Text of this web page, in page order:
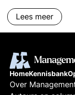
Lees meer
HomeKennisbank
Over